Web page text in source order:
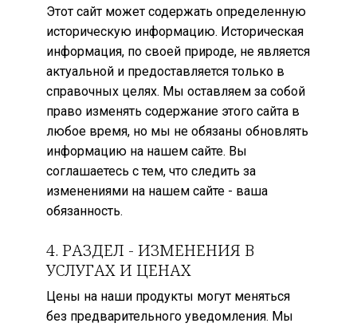
Этот сайт может содержать определенную
историческую информацию. Историческая
информация, по своей природе, не является
актуальной и предоставляется только в
справочных целях. Мы оставляем за собой
право изменять содержание этого сайта в
любое время, но мы не обязаны обновлять
информацию на нашем сайте. Вы
соглашаетесь с тем, что следить за
изменениями на нашем сайте - ваша
обязанность.
4. РАЗДЕЛ - ИЗМЕНЕНИЯ В
УСЛУГАХ И ЦЕНАХ
Цены на наши продукты могут меняться
без предварительного уведомления. Мы